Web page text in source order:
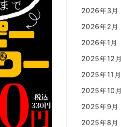
2026年3月
2026年2月
2026年1月
2025年12月
2025年11月
2025年10月
2025年9月
2025年8月